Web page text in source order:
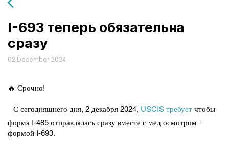
I-693 теперь обязательна
сразу
02 December 2024
🔥 Срочно!
С сегодняшнего дня, 2 декабря 2024, USCIS требуетчтобы
форма I-485 отправлялась сразу вместе с мед осмотром -
формой I-693.